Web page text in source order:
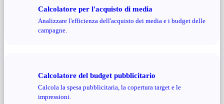
Calcolatore per l'acquisto di media
Analizzare l'efficienza dell'acquisto dei media e i budget delle
campagne.
Calcolatore del budget pubblicitario
Calcola la spesa pubblicitaria, la copertura target e le
impressioni.